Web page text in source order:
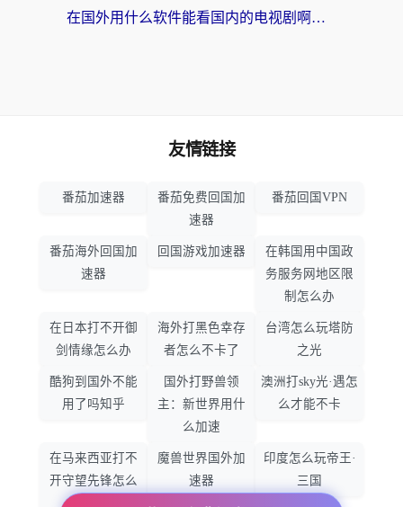
在国外用什么软件能看国内的电视剧啊？留学生亲测有效的回国加速方案
友情链接
番茄加速器
番茄免费回国加
速器
番茄回国VPN
番茄海外回国加
速器
回国游戏加速器
在韩国用中国政
务服务网地区限
制怎么办
在日本打不开御
剑情缘怎么办
海外打黑色幸存
者怎么不卡了
台湾怎么玩塔防
之光
酷狗到国外不能
用了吗知乎
国外打野兽领
主：新世界用什
么加速
澳洲打sky光·遇怎
么才能不卡
在马来西亚打不
开守望先锋怎么
魔兽世界国外加
速器
印度怎么玩帝王·
三国